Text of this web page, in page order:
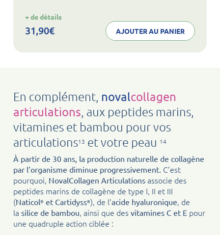
+ de détails
31,90€ AJOUTER AU PANIER
En complément, novalcollagen
articulations , aux peptides marins,
vitamines et bambou pour vos
articulations13 et votre peau 14
À partir de 30 ans, la production naturelle de collagène
par l’organisme diminue progressivement. C’est
pourquoi, NovalCollagen Articulations associe des
peptides marins de collagène de type I, II et III
(Naticol® et Cartidyss®), de l’acide hyaluronique, de
la silice de bambou, ainsi que des vitamines C et E pour
une quadruple action ciblée :